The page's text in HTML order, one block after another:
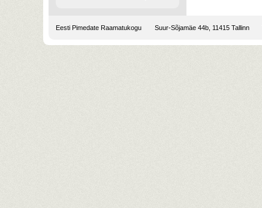
Eesti Pimedate Raamatukogu Suur-Sõjamäe 44b, 11415 Tallinn